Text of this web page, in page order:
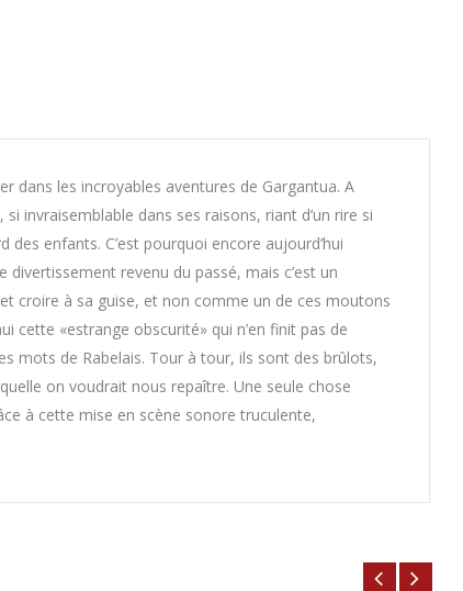
dans les incroyables aventures de Gargantua. A
dans ses raisons, riant d’un rire si
enfants. C’est pourquoi encore aujourd’hui
divertissement revenu du passé, mais c’est un
croire à sa guise, et non comme un de ces moutons
cette «estrange obscurité» qui n’en finit pas de
mots de Rabelais. Tour à tour, ils sont des brûlots,
on voudrait nous repaître. Une seule chose
à cette mise en scène sonore truculente,